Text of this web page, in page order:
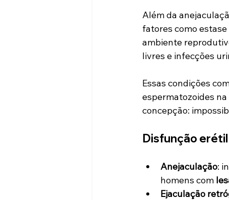
Além da
fatores como
ambiente
livres e infecções
Essas condições
espermatozoides na
concepção:
Disfunção
Anejaculação:
homens com
Ejaculação